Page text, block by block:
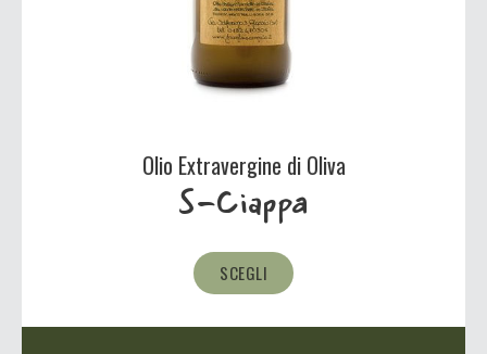
Olio Extravergine di Oliva
S-Ciappa
SCEGLI